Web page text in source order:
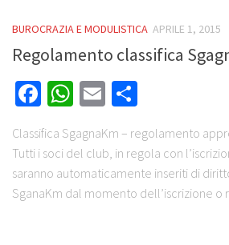
BUROCRAZIA E MODULISTICA APRILE 1, 2015
Regolamento classifica
Facebook
WhatsApp
Email
Classifica SgagnaKm – regolamento
Tutti i soci del club, in regola con
saranno automaticamente inseriti di
SganaKm dal momento dell’iscrizione o